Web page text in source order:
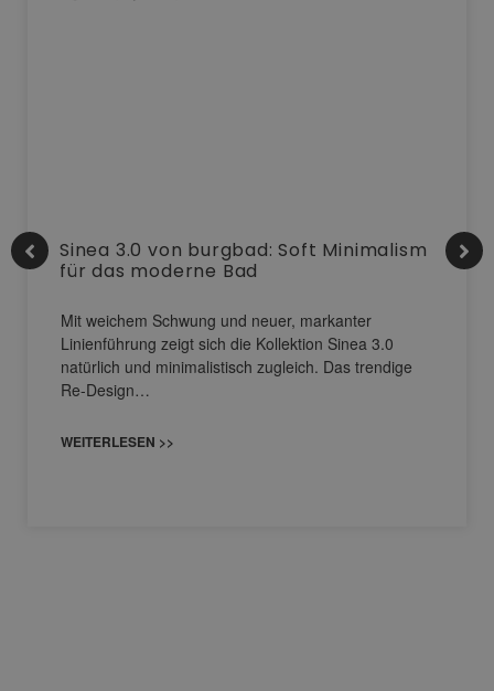
Sinea 3.0 von burgbad: Soft Minimalism
für das moderne Bad
Mit weichem Schwung und neuer, markanter
Linienführung zeigt sich die Kollektion Sinea 3.0
natürlich und minimalistisch zugleich. Das trendige
Re-Design…
WEITERLESEN >>